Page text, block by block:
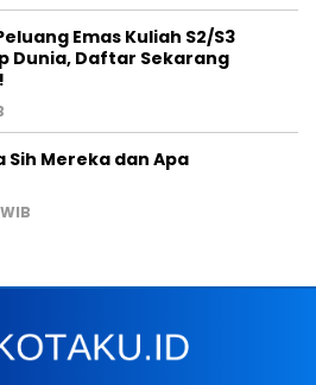
Emas Kuliah S2/S3
Dunia, Daftar Sekarang
Sih Mereka dan Apa